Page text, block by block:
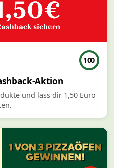
100
Aktion
und lass dir 1,50 Euro